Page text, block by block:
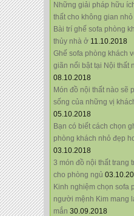
Những giải pháp hữu
thất cho không gian nhỏ
Bài trí ghế sofa phòng
thủy nhà ở 11.10.2018
Ghế sofa phòng khách
giãn nổi bật tại Nội thất
08.10.2018
Món đồ nội thất nào sẽ
sống của những vị
05.10.2018
Bạn có biết cách chọn
phòng khách nhỏ đẹp
03.10.2018
3 món đồ nội thất trang
cho phòng ngủ
Kinh nghiệm chọn sofa
người mệnh Kim mang
mắn 30.09.2018